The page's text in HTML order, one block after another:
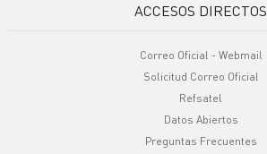
ACCESOS DIRECTOS
Correo Oficial - Webmail
Solicitud Correo Oficial
Refsatel
Datos Abiertos
Preguntas Frecuentes